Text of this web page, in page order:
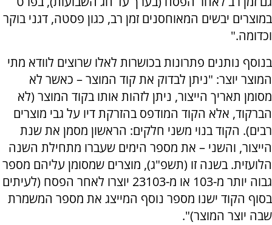
במוצרים יבשים המאוחסנים זמן רב, כגון פסטה, דגני בוקר
וכדומה."
בנוסף נותנים פתרונות בכושרות לאלו שרוצים לוודא מתי
המוצר יוצר: "ניתן לבדוק את קוד המוצר – כאשר לא
מסומן תאריך הייצור, ניתן לזהות אותו בקוד המוצר (לא
הברקוד, אלא הקוד המודפס בהזרקת דיו על גבי מוצרים
רבים). הקוד בנוי משני חלקים: הראשון מסמן את שנת
הייצור, והשני – את מספר הימים שעברו מתחילת השנה
הלועזית. בשנה זו (תשפ"ג), מוצרים שמסומן עליהם מספר
גבוה יותר מ-103 או מ-23103 יוצרו לאחר הפסח (לעיתים
בסוף הקוד ישנו מספר נוסף המייצג את מספר המשמרת
שבה יוצר המוצר)".